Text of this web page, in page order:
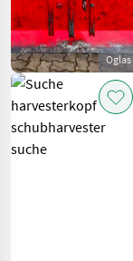
Oglas